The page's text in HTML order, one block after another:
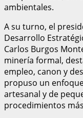
ambientales.
A su turno, el
Desarrollo
Carlos Burgos
minería formal,
empleo, canon y
propuso un
artesanal y de
procedimientos